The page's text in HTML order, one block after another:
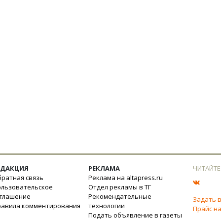
связь
комментирования
РЕКЛАМА
Реклама на altapress.ru
Отдел рекламы в ТГ
Рекомендательные
технологии
Подать объявление в газеты
Задать
Прайс